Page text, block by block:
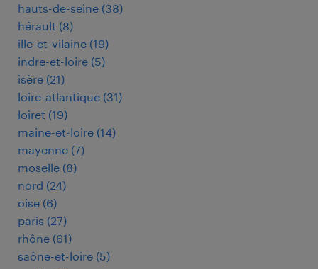
hauts-de-seine (38)
hérault (8)
ille-et-vilaine (19)
indre-et-loire (5)
isère (21)
loire-atlantique (31)
loiret (19)
maine-et-loire (14)
mayenne (7)
moselle (8)
nord (24)
oise (6)
paris (27)
rhône (61)
saône-et-loire (5)